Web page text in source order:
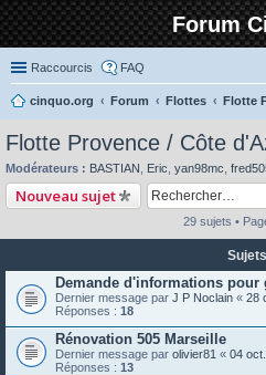
Forum
Raccourcis FAQ
cinquo.org Forum Flottes
Flotte
Flotte Provence / Côte
Modérateurs : BASTIAN Eric yan98mc
Nouveau sujet
29 sujets •
Sujets
Demande d'informations pour
Dernier message par J P Noclain « 28
Réponses : 18
Rénovation 505 Marseille
Dernier message par olivier81 « 04
Réponses : 13